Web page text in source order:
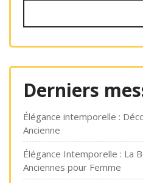
Derniers
Élégance intemporelle :
Ancienne
Élégance Intemporelle : La
Anciennes pour Femme